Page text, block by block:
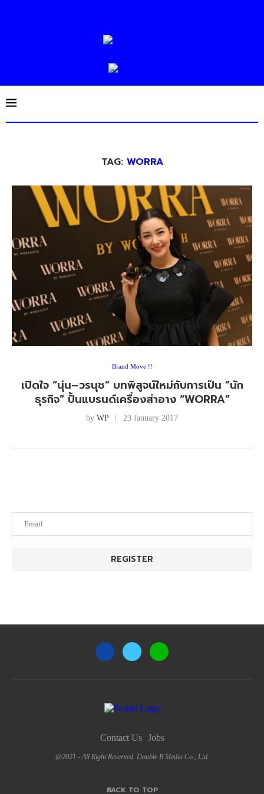
TAG: WORRA
Brand Move !!
เปิดใจ “นุ่น–วรนุช” บทพิสูจน์ใหม่กับการเป็น “นัก
ธุรกิจ” ปั้นแบรนด์เครื่องสำอาง “WORRA”
by WP 23 January 2017
Contact Us Jobs
@2021 - All Right Reserved. Double B Media Co., Ltd.
BACK TO TOP